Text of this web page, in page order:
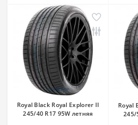
Royal Black Royal Explorer II
245/40 R17 95W летняя
Royal
245/